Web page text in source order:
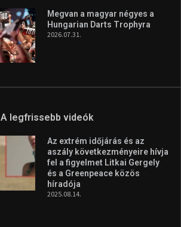
Megvan a magyar négyes a
Hungarian Darts Trophyra
2026.07.31.
A legfrissebb videók
Az extrém időjárás és az
aszály következményeire hívja
fel a figyelmet Litkai Gergely
és a Greenpeace közös
híradója
2025.08.14.